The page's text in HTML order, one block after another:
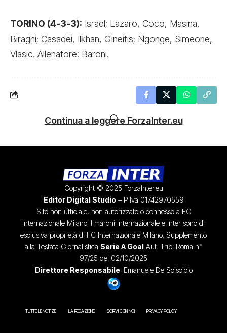
TORINO (4-3-3): Israel; Lazaro, Coco, Masina,
Biraghi; Casadei, Ilkhan, Gineitis; Ngonge, Simeone,
Vlasic. Allenatore: Baroni.
Continua a leggere ForzaInter.eu
Copyright © 2025 ForzaInter.eu
Editor Digital Studio – P.Iva 01742970559
Sito non ufficiale, non autorizzato o connesso a FC
Internazionale Milano. I marchi Internazionale e Inter sono di
esclusiva proprietà di FC Internazionale Milano. Supplemento
alla Testata Giornalistica Serie A GoalAut. Trib. Roma n°
97/25 del 02/10/2025
Direttore Responsabile: Emanuele De Scisciolo
TUTTE LE NOTIZIE LA REDAZIONE SCRIVI CON NOI PRIVACY POLICY